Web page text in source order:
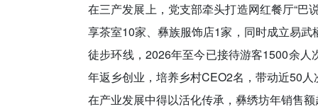
在三产发展上，党支部牵头打造网红餐厅“巴
享茶室10家、彝族服饰店1家，同时成立易武
徒步环线，2026年至今已接待游客1500余
年返乡创业，培养乡村CEO2名，带动近50
在产业发展中得以活化传承，彝绣坊年销售额